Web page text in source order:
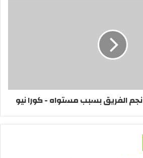
الفريق بسبب مستواه - كورا نيو